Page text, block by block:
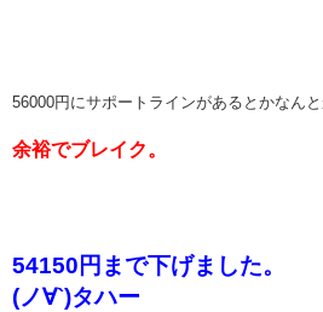
56000円にサポートラインがあるとかなん
余裕でブレイク。
54150円まで下げました。
(ノ∀`)タハー